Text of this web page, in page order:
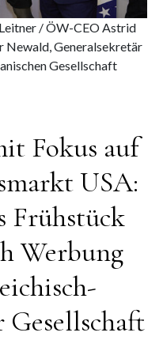
/ ÖW-CEO Astrid
Newald, Generalsekretär
Gesellschaft
Fokus auf
USA:
Frühstück
Werbung